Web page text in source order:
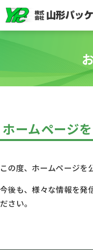
ホームページ
この度、ホームページを
今後も、様々な情報を発
ださい。